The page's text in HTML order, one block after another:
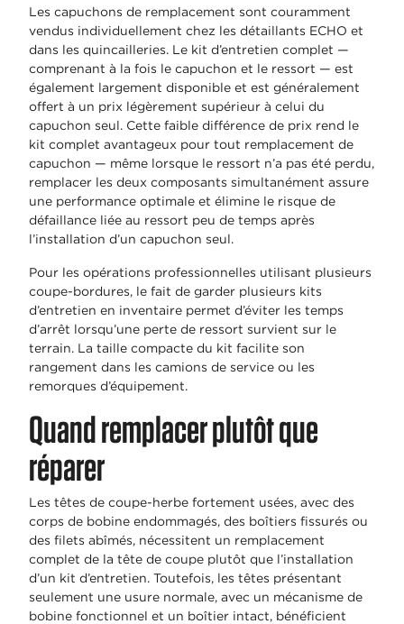
Les capuchons de remplacement sont couramment
vendus individuellement chez les détaillants ECHO et
dans les quincailleries. Le kit d’entretien complet —
comprenant à la fois le capuchon et le ressort — est
également largement disponible et est généralement
offert à un prix légèrement supérieur à celui du
capuchon seul. Cette faible différence de prix rend le
kit complet avantageux pour tout remplacement de
capuchon — même lorsque le ressort n’a pas été perdu,
remplacer les deux composants simultanément assure
une performance optimale et élimine le risque de
défaillance liée au ressort peu de temps après
l’installation d’un capuchon seul.
Pour les opérations professionnelles utilisant plusieurs
coupe-bordures, le fait de garder plusieurs kits
d’entretien en inventaire permet d’éviter les temps
d’arrêt lorsqu’une perte de ressort survient sur le
terrain. La taille compacte du kit facilite son
rangement dans les camions de service ou les
remorques d’équipement.
Quand remplacer plutôt que
réparer
Les têtes de coupe-herbe fortement usées, avec des
corps de bobine endommagés, des boîtiers fissurés ou
des filets abîmés, nécessitent un remplacement
complet de la tête de coupe plutôt que l’installation
d’un kit d’entretien. Toutefois, les têtes présentant
seulement une usure normale, avec un mécanisme de
bobine fonctionnel et un boîtier intact, bénéficient